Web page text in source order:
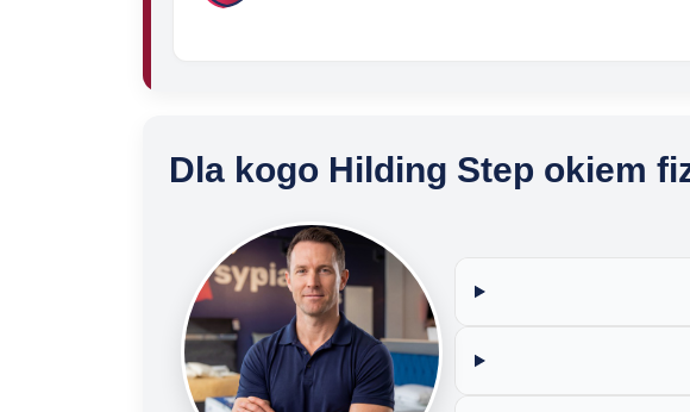
Dla kogo Hilding Step okiem